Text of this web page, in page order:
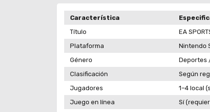
Característica
Título
EA
Plataforma
Nintendo
Género
Deportes
Clasificación
Según
Jugadores
1–4 local
Juego en línea
Sí